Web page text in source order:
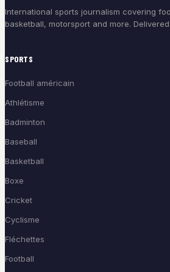
International sports journalism covering
basketball, motorsport and more.
SPORTS
Football américain
Athlétisme
Badminton
Baseball
Basketball
Boxe
Cricket
Cyclisme
Fléchettes
Football